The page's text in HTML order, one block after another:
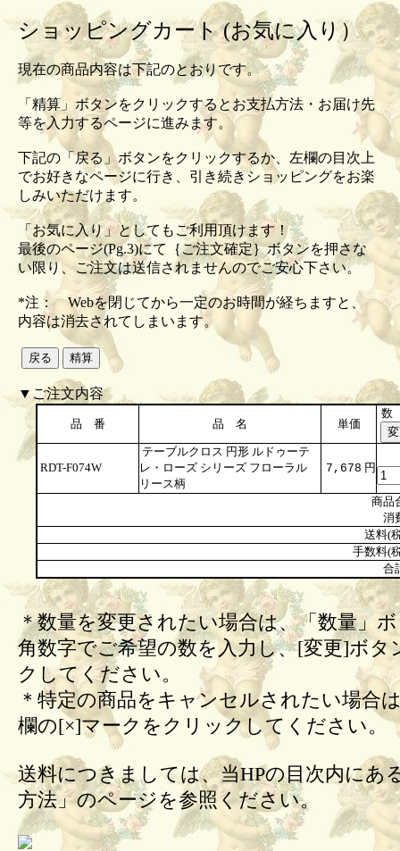
ショッピングカート (お気に入り）
現在の商品内容は下記のとおりです。
「精算」ボタンをクリックするとお支払方法・お届け先
等を入力するページに進みます。
下記の「戻る」ボタンをクリックするか、左欄の目次上
でお好きなページに行き、引き続きショッピングをお楽
しみいただけます。
「お気に入り」としてもご利用頂けます！
最後のページ(Pg.3)にて｛ご注文確定｝ボタンを押さな
い限り、ご注文は送信されませんのでご安心下さい。
*注： Webを閉じてから一定のお時間が経ちますと、
内容は消去されてしまいます。
▼ご注文内容
品 番 品 名 単価
数
RDT-F074W
テーブルクロス 円形 ルドゥーテ
レ・ローズ シリーズ フローラル
リース柄
7,678 円
商品
消
送料(
手数料(
合
＊数量を変更されたい場合は、「数量」
角数字でご希望の数を入力し、[変更]ボタ
クしてください。
＊特定の商品をキャンセルされたい場合
欄の[×]マークをクリックしてください。
送料につきましては、当HPの目次内にあ
方法」のページを参照ください。